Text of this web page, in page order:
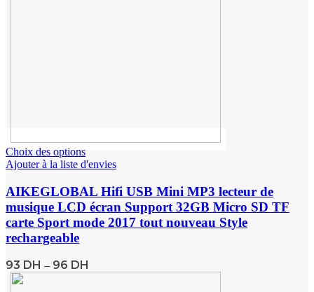
Choix des options
Ajouter à la liste d'envies
AIKEGLOBAL Hifi USB Mini MP3 lecteur de
musique LCD écran Support 32GB Micro SD TF
carte Sport mode 2017 tout nouveau Style
rechargeable
93 DH – 96 DH